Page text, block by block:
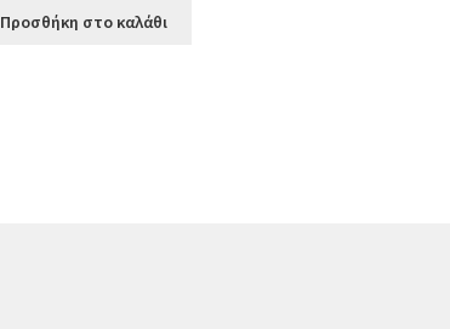
Προσθήκη στο καλάθι